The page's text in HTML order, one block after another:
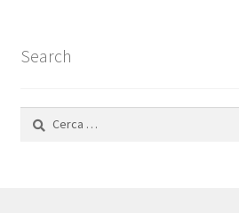
Search